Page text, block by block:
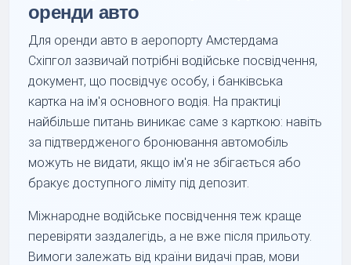
оренди авто
Для оренди авто в аеропорту Амстердама
Схіпгол зазвичай потрібні водійське посвідчення,
документ, що посвідчує особу, і банківська
картка на ім'я основного водія. На практиці
найбільше питань виникає саме з карткою: навіть
за підтвердженого бронювання автомобіль
можуть не видати, якщо ім'я не збігається або
бракує доступного ліміту під депозит.
Міжнародне водійське посвідчення теж краще
перевіряти заздалегідь, а не вже після прильоту.
Вимоги залежать від країни видачі прав, мови